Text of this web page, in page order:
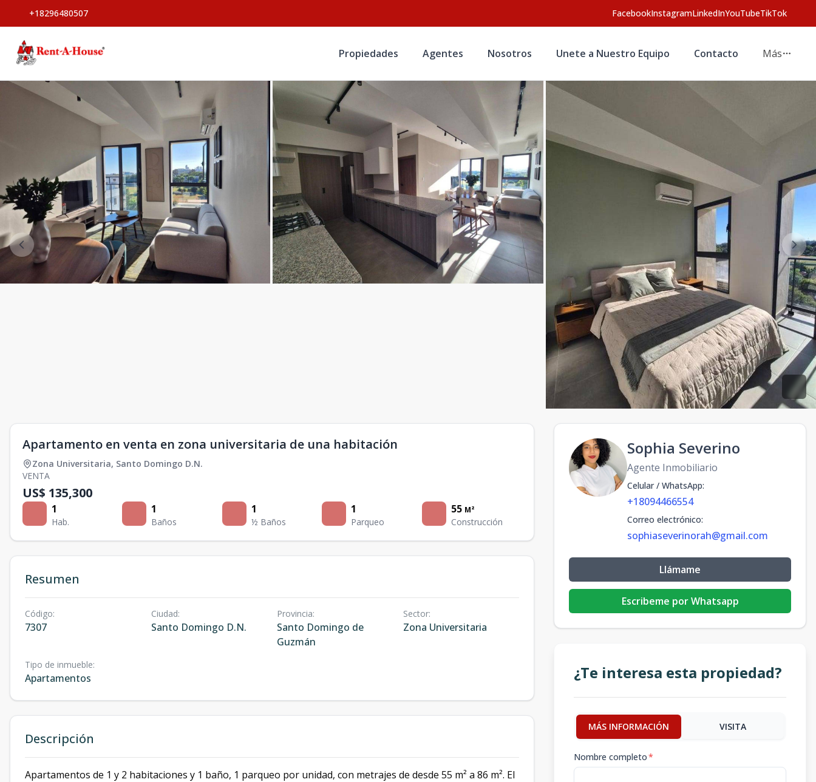
+18296480507 FacebookInstagramLinkedInYouTubeTikTok
Propiedades Agentes Nosotros Unete a Nuestro Equipo Contacto Más
Apartamento en venta en zona universitaria de una habitación
Zona Universitaria, Santo Domingo D.N.
VENTA
US$ 135,300
1
Hab.
1
Baños
1
½ Baños
1
Parqueo
55 M²
Construcción
Resumen
Código:
7307
Ciudad:
Santo Domingo D.N.
Provincia:
Santo Domingo de
Guzmán
Sector:
Zona Universitaria
Tipo de inmueble:
Apartamentos
Descripción
Apartamentos de 1 y 2 habitaciones y 1 baño, 1 parqueo por unidad, con metrajes de desde 55 m² a 86 m². El
Sophia Severino
Agente Inmobiliario
Celular / WhatsApp:
+18094466554
Correo electrónico:
sophiaseverinorah@gmail.com
Llámame
Escribeme por Whatsapp
¿Te interesa esta propiedad?
MÁS INFORMACIÓN VISITA
Nombre completo*